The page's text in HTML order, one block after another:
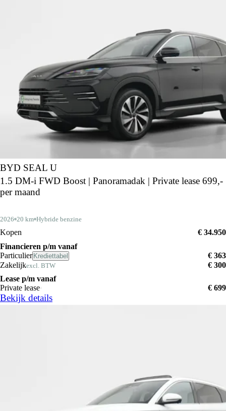
BYD SEAL U
1.5 DM-i FWD Boost | Panoramadak | Private lease 699,-
per maand
2026 20 km Hybride benzine
Kopen
€ 34.950
Financieren p/m vanaf
Particulier Krediettabel
€ 363
Zakelijkexcl. BTW
€ 300
Lease p/m vanaf
Private lease
€ 699
Bekijk details